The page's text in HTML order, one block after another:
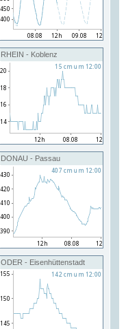
RHEIN - Koblenz
DONAU - Passau
ODER - Eisenhüttenstadt